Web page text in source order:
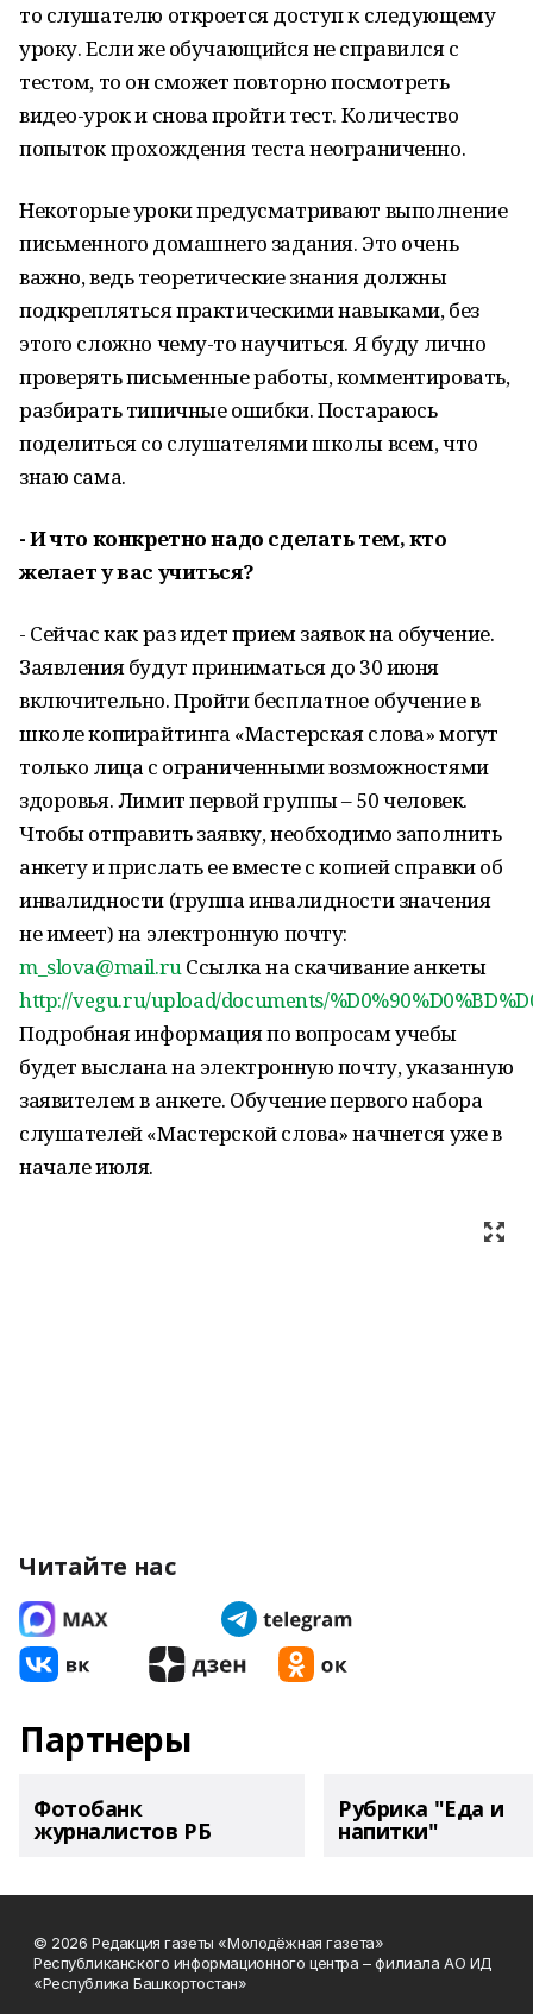
то слушателю откроется доступ к следующему
уроку. Если же обучающийся не справился с
тестом, то он сможет повторно посмотреть
видео-урок и снова пройти тест. Количество
попыток прохождения теста неограниченно.
Некоторые уроки предусматривают выполнение
письменного домашнего задания. Это очень
важно, ведь теоретические знания должны
подкрепляться практическими навыками, без
этого сложно чему-то научиться. Я буду лично
проверять письменные работы, комментировать,
разбирать типичные ошибки. Постараюсь
поделиться со слушателями школы всем, что
знаю сама.
- И что конкретно надо сделать тем, кто
желает у вас учиться?
- Сейчас как раз идет прием заявок на обучение.
Заявления будут приниматься до 30 июня
включительно. Пройти бесплатное обучение в
школе копирайтинга «Мастерская слова» могут
только лица с ограниченными возможностями
здоровья. Лимит первой группы – 50 человек.
Чтобы отправить заявку, необходимо заполнить
анкету и прислать ее вместе с копией справки об
инвалидности (группа инвалидности значения
не имеет) на электронную почту:
m_slova@mail.ruСсылка на скачивание анкеты
http://vegu.ru/upload/documents/
Подробная информация по вопросам учебы
будет выслана на электронную почту, указанную
заявителем в анкете. Обучение первого набора
слушателей «Мастерской слова» начнется уже в
начале июля.
Читайте нас
Партнеры
Фотобанк
журналистов РБ
Рубрика "Еда и
напитки"
© 2026 Редакция газеты «Молодёжная газета»
Республиканского информационного центра – филиала АО ИД
«Республика Башкортостан»